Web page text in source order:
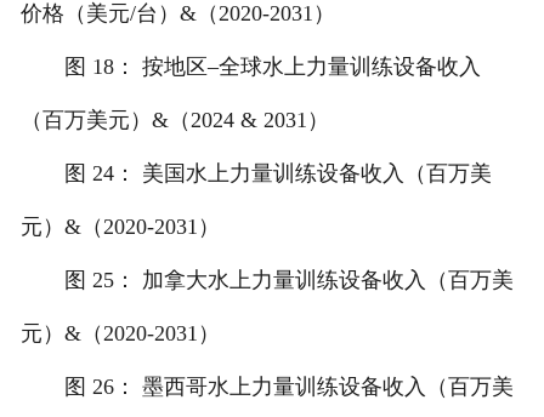
价格（美元/台）&（2020-2031）
图 18： 按地区–全球水上力量训练设备收入
（百万美元）&（2024 & 2031）
图 24： 美国水上力量训练设备收入（百万美
元）&（2020-2031）
图 25： 加拿大水上力量训练设备收入（百万美
元）&（2020-2031）
图 26： 墨西哥水上力量训练设备收入（百万美